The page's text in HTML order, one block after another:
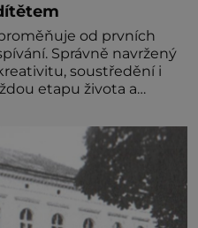
od prvních
Správně navržený
soustředění i
etapu života a
proto by pokoj
klidně a útulně.